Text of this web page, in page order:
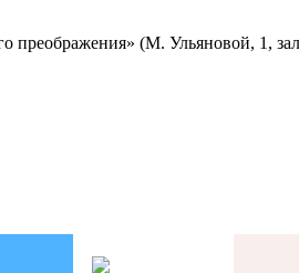
преображения» (М. Ульяновой, 1,